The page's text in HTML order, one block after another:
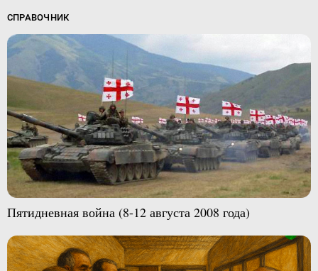
СПРАВОЧНИК
Пятидневная война (8-12 августа 2008 года)